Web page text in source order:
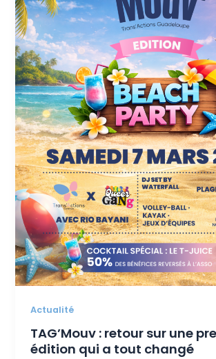
Actualité
TAG’Mouv : retour sur une
édition qui a tout changé